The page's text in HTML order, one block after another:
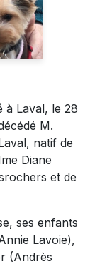
à Laval, le 28
M.
natif de
Diane
et de
ses enfants
Lavoie),
(Andrès